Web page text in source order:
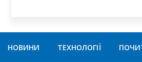
НОВИНИ ТЕХНОЛОГІЇ